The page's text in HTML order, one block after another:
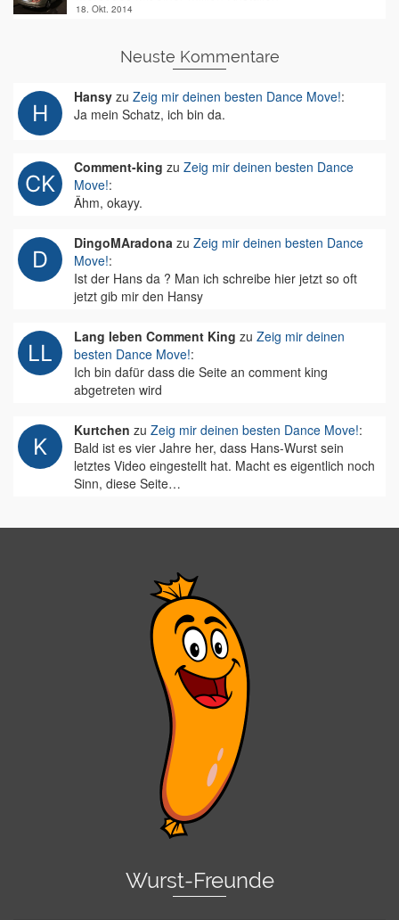
18. Okt. 2014
Neuste Kommentare
Hansy zu Zeig mir deinen besten Dance Move!:
Ja mein Schatz, ich bin da.
Comment-king zu Zeig mir deinen besten Dance
Move!:
Ähm, okayy.
DingoMAradona zu Zeig mir deinen besten Dance
Move!:
Ist der Hans da ? Man ich schreibe hier jetzt so oft
jetzt gib mir den Hansy
Lang leben Comment King zu Zeig mir deinen
besten Dance Move!:
Ich bin dafür dass die Seite an comment king
abgetreten wird
Kurtchen zu Zeig mir deinen besten Dance Move!:
Bald ist es vier Jahre her, dass Hans-Wurst sein
letztes Video eingestellt hat. Macht es eigentlich noch
Sinn, diese Seite…
Wurst-Freunde